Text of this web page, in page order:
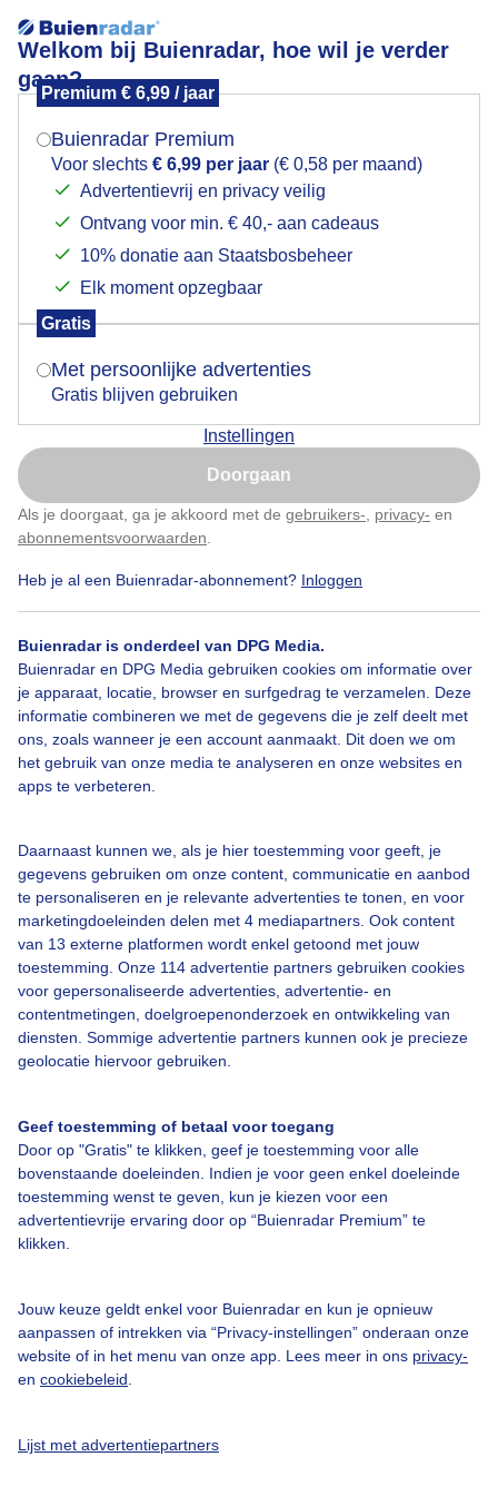
Welkom bij Buienradar, hoe wil je verder
gaan?
Premium € 6,99 / jaar
Buienradar Premium
Voor slechts € 6,99 per jaar (€ 0,58 per maand)
Advertentievrij en privacy veilig
Ontvang voor min. € 40,- aan cadeaus
10% donatie aan Staatsbosbeheer
Elk moment opzegbaar
Gratis
Met persoonlijke advertenties
Gratis blijven gebruiken
Instellingen
Doorgaan
Als je doorgaat, ga je akkoord met de gebruikers- privacy- en
abonnementsvoorwaarden
Heb je al een Buienradar-abonnement? Inloggen
Buienradar is onderdeel van DPG Media.
Buienradar en DPG Media gebruiken cookies om informatie over
je apparaat, locatie, browser en surfgedrag te verzamelen. Deze
informatie combineren we met de gegevens die je zelf deelt met
ons, zoals wanneer je een account aanmaakt. Dit doen we om
het gebruik van onze media te analyseren en onze websites en
apps te verbeteren.
Daarnaast kunnen we, als je hier toestemming voor geeft, je
gegevens gebruiken om onze content, communicatie en aanbod
te personaliseren en je relevante advertenties te tonen, en voor
marketingdoeleinden delen met 4 mediapartners. Ook content
van 13 externe platformen wordt enkel getoond met jouw
toestemming. Onze 114 advertentie partners gebruiken cookies
voor gepersonaliseerde advertenties, advertentie- en
contentmetingen, doelgroepenonderzoek en ontwikkeling van
diensten. Sommige advertentie partners kunnen ook je precieze
geolocatie hiervoor gebruiken.
Geef toestemming of betaal voor toegang
Door op "Gratis" te klikken, geef je toestemming voor alle
bovenstaande doeleinden. Indien je voor geen enkel doeleinde
toestemming wenst te geven, kun je kiezen voor een
advertentievrije ervaring door op “Buienradar Premium” te
klikken.
Jouw keuze geldt enkel voor Buienradar en kun je opnieuw
aanpassen of intrekken via “Privacy-instellingen” onderaan onze
website of in het menu van onze app. Lees meer in ons privacy-
en cookiebeleid
Lijst met advertentiepartners
Regendruppels
Fuchsia eindelijk een beetje regen goed voor de
planten 1.2mm gevallen
Tuinplanten Blijfthuis Natuur
Een moment geduld aub...
Over Buienradar
Bedrijfsgegevens
Veelgestelde vragen
Toegankelijkheid
Gebruikersvoorwaarden
Buienradar Team
Mogen we je locatie gebruiken voor het
Indien je hier nog geen akkoord op hebt gegeven,
verschijnt er zo een pop-up uit je browser waarin
Is goed, toon de popup
Nu niet, misschien later
Klik hierom dit aan te passen